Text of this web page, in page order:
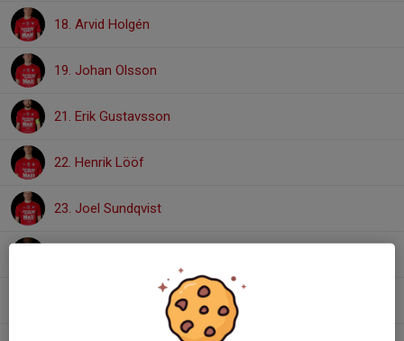
18. Arvid Holgén
19. Johan Olsson
21. Erik Gustavsson
22. Henrik Lööf
23. Joel Sundqvist
26. Pontus Kindberg